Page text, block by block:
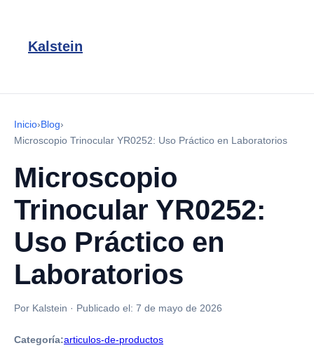
Kalstein
Inicio›Blog›
Microscopio Trinocular YR0252: Uso Práctico en Laboratorios
Microscopio
Trinocular YR0252:
Uso Práctico en
Laboratorios
Por Kalstein · Publicado el: 7 de mayo de 2026
Categoría:articulos-de-productos